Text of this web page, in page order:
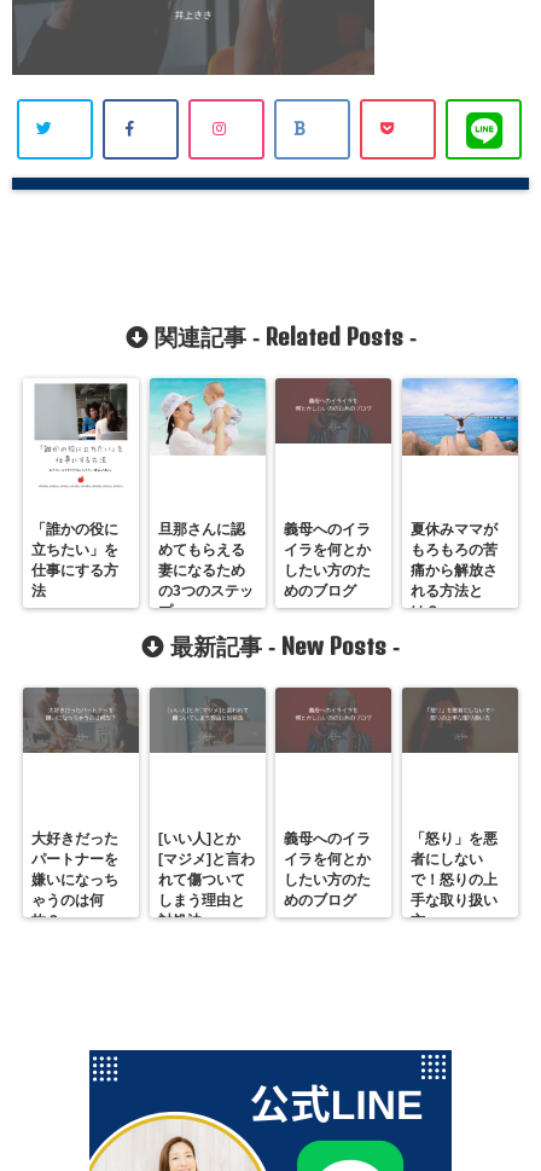
関連記事 - Related Posts-
「誰かの役に
立ちたい」を
仕事にする方
法
旦那さんに認
めてもらえる
妻になるため
の3つのステッ
プ
義母へのイラ
イラを何とか
したい方のた
めのブログ
夏休みママが
もろもろの苦
痛から解放さ
れる方法と
は？
最新記事 - New Posts -
大好きだった
パートナーを
嫌いになっち
ゃうのは何
故？
[いい人]とか
[マジメ]と言わ
れて傷ついて
しまう理由と
対処法
義母へのイラ
イラを何とか
したい方のた
めのブログ
「怒り」を悪
者にしない
で！怒りの上
手な取り扱い
方